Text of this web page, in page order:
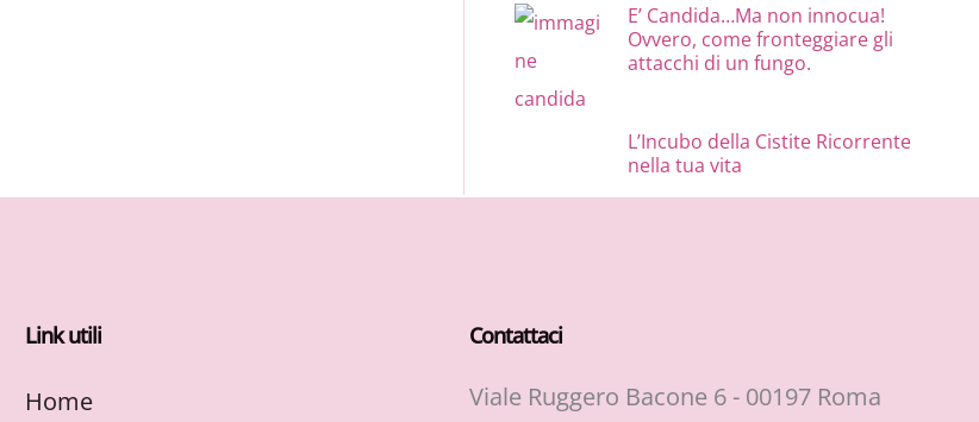
E’ Candida…Ma non innocua!
Ovvero, come fronteggiare gli
attacchi di un fungo.
L’Incubo della Cistite Ricorrente
nella tua vita
Link utili
Home
Contattaci
Viale Ruggero Bacone 6 - 00197 Roma